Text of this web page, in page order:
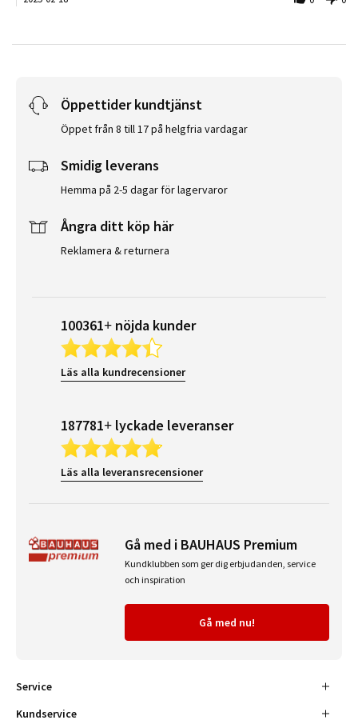
Öppettider kundtjänst
Öppet från 8 till 17 på helgfria vardagar
Smidig leverans
Hemma på 2-5 dagar för lagervaror
Ångra ditt köp här
Reklamera & returnera
100361+ nöjda kunder
Läs alla kundrecensioner
187781+ lyckade leveranser
Läs alla leveransrecensioner
Gå med i BAUHAUS Premium
Kundklubben som ger dig erbjudanden, service
och inspiration
Gå med nu!
Service
Kundservice